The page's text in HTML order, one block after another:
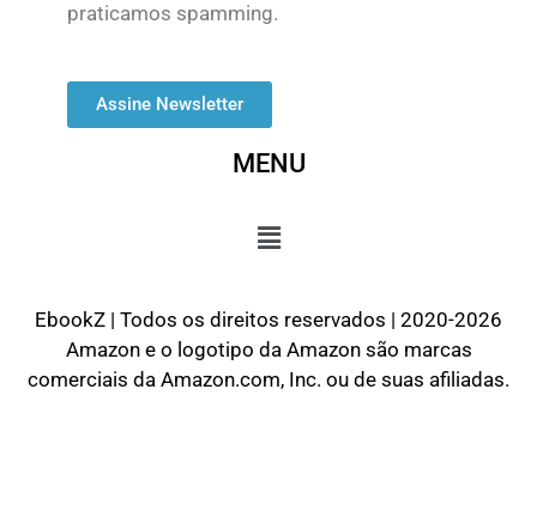
praticamos spamming.
Assine Newsletter
MENU
EbookZ | Todos os direitos reservados | 2020-2026
Amazon e o logotipo da Amazon são marcas
comerciais da Amazon.com, Inc. ou de suas afiliadas.